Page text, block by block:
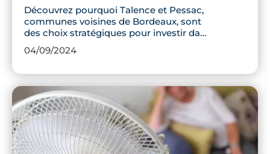
Découvrez pourquoi Talence et Pessac,
communes voisines de Bordeaux, sont
des choix stratégiques pour investir dans
l'immobilier locatif étudiant. Ces villes
dynamiques, qui accueillent les
pour les investisseurs, qui peuvent
notamment défiscaliser grâce aux
dispositifs LMNP et Pinel.
04/09/2024